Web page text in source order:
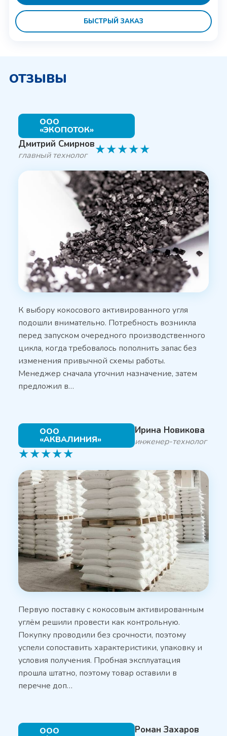
БЫСТРЫЙ ЗАКАЗ
ОТЗЫВЫ
ООО
«ЭКОПОТОК»
Дмитрий Смирнов
главный технолог ★★★★★
К выбору кокосового активированного угля
подошли внимательно. Потребность возникла
перед запуском очередного производственного
цикла, когда требовалось пополнить запас без
изменения привычной схемы работы.
Менеджер сначала уточнил назначение, затем
предложил в…
ООО
«АКВАЛИНИЯ»
Ирина Новикова
инженер-технолог
★★★★★
Первую поставку с кокосовым активированным
углём решили провести как контрольную.
Покупку проводили без срочности, поэтому
успели сопоставить характеристики, упаковку и
условия получения. Пробная эксплуатация
прошла штатно, поэтому товар оставили в
перечне доп…
ООО Роман Захаров